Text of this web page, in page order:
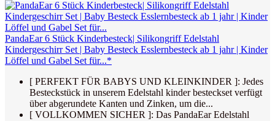
PandaEar 6 Stück Kinderbesteck| Silikongriff Edelstahl
Kindergeschirr Set | Baby Besteck Esslernbesteck ab 1 jahr | Kinder
Löffel und Gabel Set für...*
[ PERFEKT FÜR BABYS UND KLEINKINDER ]: Jedes
Besteckstück in unserem Edelstahl kinder besteckset verfügt
über abgerundete Kanten und Zinken, um die...
[ VOLLKOMMEN SICHER ]: Das PandaEar Edelstahl